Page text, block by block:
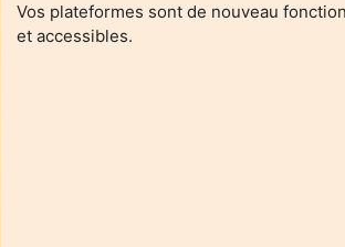
Vos plateformes sont de nouveau
et accessibles.
required
utilisateurs anonymes ne peuvent pas
Veuillez vous connecter avec
continuer.